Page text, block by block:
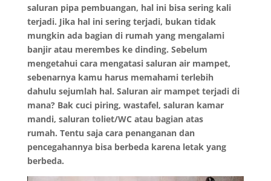
saluran pipa pembuangan, hal ini bisa sering kali
terjadi. Jika hal ini sering terjadi, bukan tidak
mungkin ada bagian di rumah yang mengalami
banjir atau merembes ke dinding. Sebelum
mengetahui cara mengatasi saluran air mampet,
sebenarnya kamu harus memahami terlebih
dahulu sejumlah hal. Saluran air mampet terjadi di
mana? Bak cuci piring, wastafel, saluran kamar
mandi, saluran toliet/WC atau bagian atas
rumah. Tentu saja cara penanganan dan
pencegahannya bisa berbeda karena letak yang
berbeda.